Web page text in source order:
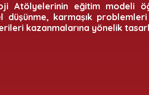
Atölyelerinin eğitim modeli
düşünme, karmaşık
kazanmalarına yönelik